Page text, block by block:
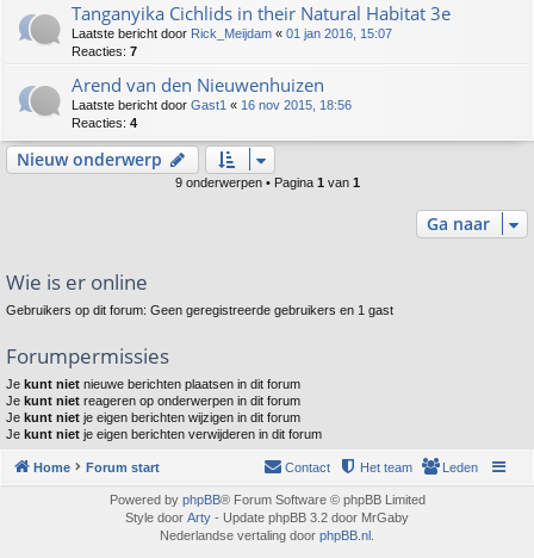
Tanganyika Cichlids in their Natural Habitat 3e
Laatste bericht door Rick_Meijdam « 01 jan 2016, 15:07
Reacties: 7
Arend van den Nieuwenhuizen
Laatste bericht door Gast1 « 16 nov 2015, 18:56
Reacties: 4
Nieuw onderwerp
9 onderwerpen • Pagina 1 van 1
Ga naar
Wie is er online
Gebruikers op dit forum: Geen geregistreerde gebruikers en 1 gast
Forumpermissies
Je kunt niet nieuwe berichten plaatsen in dit forum
Je kunt niet reageren op onderwerpen in dit forum
Je kunt niet je eigen berichten wijzigen in dit forum
Je kunt niet je eigen berichten verwijderen in dit forum
Home Forum start Leden
Het team
Contact
Powered by phpBB® Forum Software © phpBB Limited
Style door Arty - Update phpBB 3.2 door MrGaby
Nederlandse vertaling door phpBB.nl